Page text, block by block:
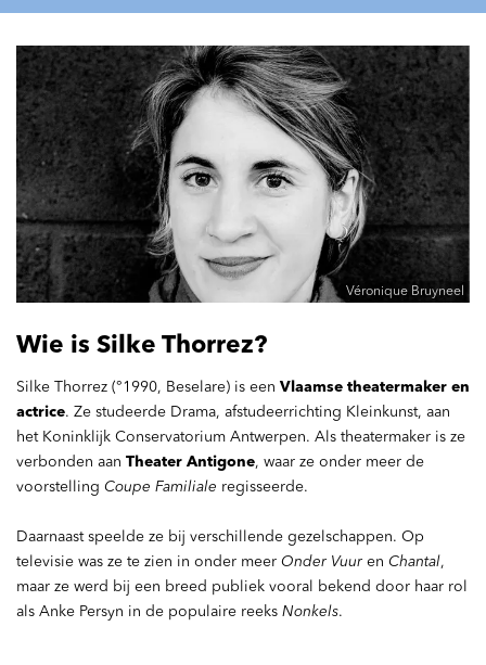
Véronique Bruyneel
Wie is Silke Thorrez?
Silke Thorrez (°1990, Beselare) is een Vlaamse theatermaker en
actrice. Ze studeerde Drama, afstudeerrichting Kleinkunst, aan
het Koninklijk Conservatorium Antwerpen. Als theatermaker is ze
verbonden aan Theater Antigone, waar ze onder meer de
voorstelling Coupe Familiale regisseerde.
Daarnaast speelde ze bij verschillende gezelschappen. Op
televisie was ze te zien in onder meer Onder Vuur en Chantal,
maar ze werd bij een breed publiek vooral bekend door haar rol
als Anke Persyn in de populaire reeks Nonkels.